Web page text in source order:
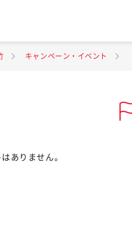
キャンペーン・イベント
ありません。